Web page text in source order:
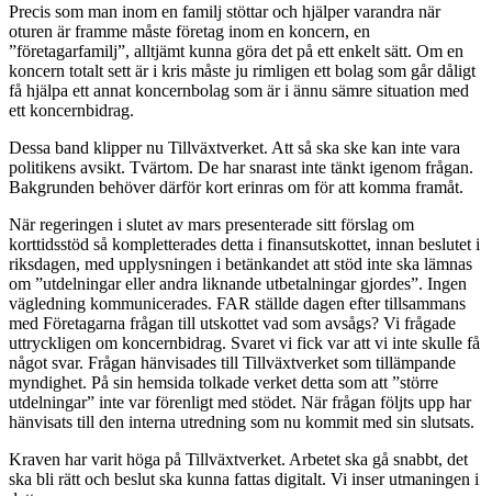
Precis som man inom en familj stöttar och hjälper varandra när
oturen är framme måste företag inom en koncern, en
”företagarfamilj”, alltjämt kunna göra det på ett enkelt sätt. Om en
koncern totalt sett är i kris måste ju rimligen ett bolag som går dåligt
få hjälpa ett annat koncernbolag som är i ännu sämre situation med
ett koncernbidrag.
Dessa band klipper nu Tillväxtverket. Att så ska ske kan inte vara
politikens avsikt. Tvärtom. De har snarast inte tänkt igenom frågan.
Bakgrunden behöver därför kort erinras om för att komma framåt.
När regeringen i slutet av mars presenterade sitt förslag om
korttidsstöd så kompletterades detta i finansutskottet, innan beslutet i
riksdagen, med upplysningen i betänkandet att stöd inte ska lämnas
om ”utdelningar eller andra liknande utbetalningar gjordes”. Ingen
vägledning kommunicerades. FAR ställde dagen efter tillsammans
med Företagarna frågan till utskottet vad som avsågs? Vi frågade
uttryckligen om koncernbidrag. Svaret vi fick var att vi inte skulle få
något svar. Frågan hänvisades till Tillväxtverket som tillämpande
myndighet. På sin hemsida tolkade verket detta som att ”större
utdelningar” inte var förenligt med stödet. När frågan följts upp har
hänvisats till den interna utredning som nu kommit med sin slutsats.
Kraven har varit höga på Tillväxtverket. Arbetet ska gå snabbt, det
ska bli rätt och beslut ska kunna fattas digitalt. Vi inser utmaningen i